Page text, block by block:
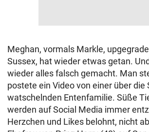
Meghan, vormals Markle,
Sussex, hat wieder etwas getan.
wieder alles falsch gemacht. Man
postete ein Video von einer über die
watschelnden Entenfamilie. Süße
werden auf Social Media immer
Herzchen und Likes belohnt, nicht